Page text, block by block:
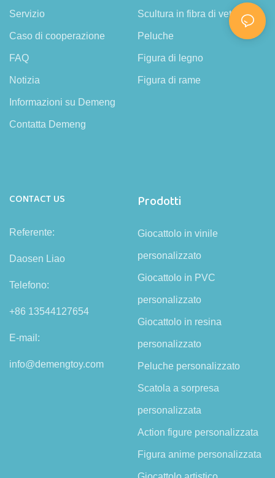
Servizio
Caso di cooperazione
FAQ
Notizia
Informazioni su Demeng
Contatta Demeng
Scultura in fibra di vetro
Peluche
Figura di legno
Figura di rame
CONTACT US
Referente:
Daosen Liao
Telefono:
+86 13544127654
E-mail:
info@demengtoy.com
Prodotti
Giocattolo in vinile
personalizzato
Giocattolo in PVC
personalizzato
Giocattolo in resina
personalizzato
Peluche personalizzato
Scatola a sorpresa
personalizzata
Action figure personalizzata
Figura anime personalizzata